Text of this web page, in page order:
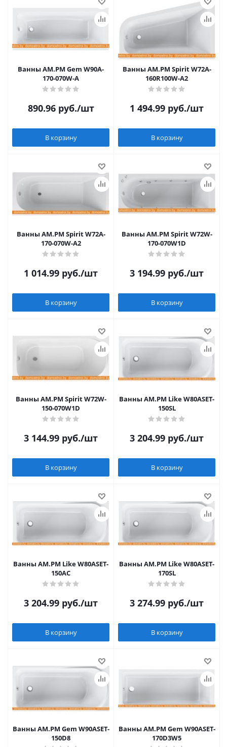
Ванны AM.PM Gem W90A-
170-070W-A
890.96руб./шт
В корзину
Ванны AM.PM Spirit W72A-
160R100W-A2
1 494.99 руб./шт
В корзину
Ванны AM.PM Spirit W72A-
170-070W-A2
1 014.99 руб./шт
В корзину
Ванны AM.PM Spirit W72W-
170-070W1D
3 194.99 руб./шт
В корзину
Ванны AM.PM Spirit W72W-
150-070W1D
3 144.99 руб./шт
В корзину
Ванны AM.PM Like W80ASET-
150SL
3 204.99 руб./шт
В корзину
Ванны AM.PM Like W80ASET-
150AC
3 204.99 руб./шт
В корзину
Ванны AM.PM Like W80ASET-
170SL
3 274.99 руб./шт
В корзину
Ванны AM.PM Gem W90ASET-
150D8
Ванны AM.PM Gem W90ASET-
170D3W5